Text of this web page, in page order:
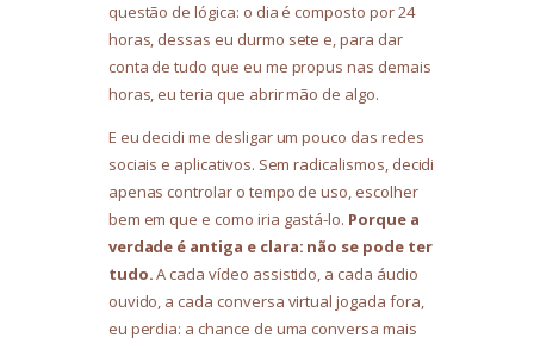
questão de lógica: o dia é composto por 24
horas, dessas eu durmo sete e, para dar
conta de tudo que eu me propus nas demais
horas, eu teria que abrir mão de algo.
E eu decidi me desligar um pouco das redes
sociais e aplicativos. Sem radicalismos, decidi
apenas controlar o tempo de uso, escolher
bem em que e como iria gastá-lo. Porque a
verdade é antiga e clara: não se pode ter
tudo.A cada vídeo assistido, a cada áudio
ouvido, a cada conversa virtual jogada fora,
eu perdia: a chance de uma conversa mais